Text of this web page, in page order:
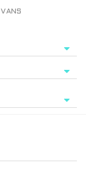
VANS